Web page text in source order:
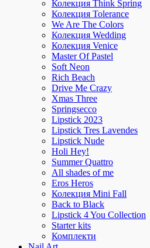
Колекция Think Spring
Колекция Tolerance
We Are The Colors
Колекция Wedding
Колекция Venice
Master Of Pastel
Soft Neon
Rich Beach
Drive Me Crazy
Xmas Three
Springsecco
Lipstick 2023
Lipstick Tres Lavendes
Lipstick Nude
Holi Hey!
Summer Quattro
All shades of me
Eros Heros
Колекция Mini Fall
Back to Black
Lipstick 4 You Collection
Starter kits
Комплекти